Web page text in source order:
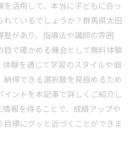
活用して、本当に子どもに合っ
れているでしょうか？群馬県太田
があり、指導法や講師の雰囲
目で確かめる機会として無料体験
験を通じて学習のスタイルや個
納得できる選択肢を見極めるため
イントを本記事で詳しくご紹介し
情報を得ることで、成績アップや
標にグッと近づくことができま